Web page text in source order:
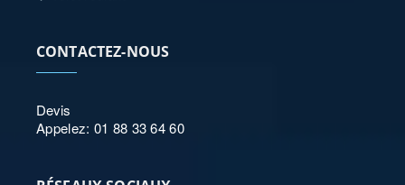
CONTACTEZ-NOUS
Devis
Appelez: 01 88 33 64 60